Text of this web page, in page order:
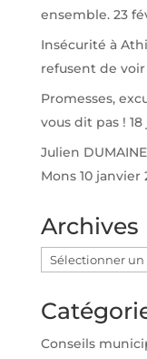
ensemble. 23
Insécurité à
refusent de voir
Promesses,
vous dit pas !
Julien
Mons 10 janvier
Archives
Archives
Conseils